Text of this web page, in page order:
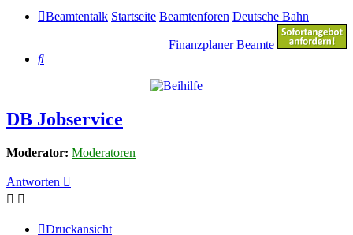
Beamtentalk Startseite Beamtenforen Deutsche Bahn
Finanzplaner Beamte
Suche
DB Jobservice
Moderator: Moderatoren
Antworten
Druckansicht